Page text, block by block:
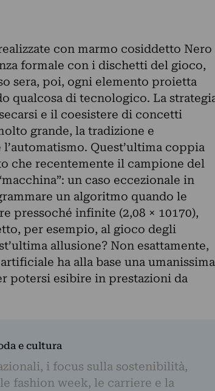
con marmo cosiddetto Nero
formale con i dischetti del gioco,
sera, poi, ogni elemento proietta
qualcosa di tecnologico. La
e il coesistere di concetti
grande, la tradizione e
Quest’ultima coppia
che recentemente il campione del
un caso eccezionale in
un algoritmo quando le
pressoché infinite (2,08 × 10170),
per esempio, al gioco degli
allusione? Non esattamente,
ha alla base una umanissima
potersi esibire in prestazioni da
e cultura
i focus sulla sostenibilità,
fashion week, le carriere e la